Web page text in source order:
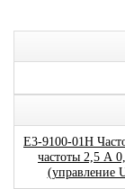
E3-9100-01H
частоты 2,5 А
(управление